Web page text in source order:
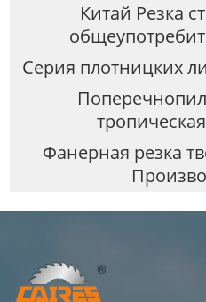
Китай Резка
Серия плотницких
Фанерная резка